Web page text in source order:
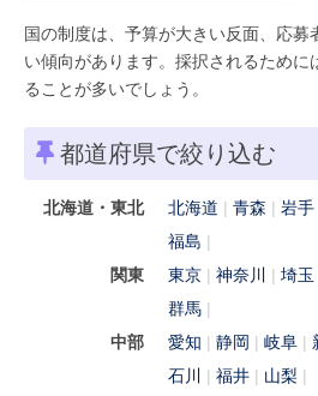
国の制度は、予算が大きい反面、応募
い傾向があります。採択されるために
ることが多いでしょう。
都道府県で絞り込む
北海道・東北 北海道 青森 岩手
福島
関東
東京 神奈川 埼玉
群馬
中部
愛知 静岡 岐阜
石川
福井
山梨